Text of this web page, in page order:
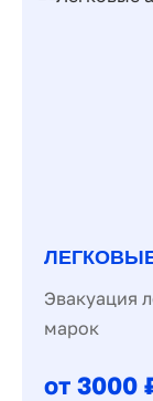
Эвакуация
марок
от 3000